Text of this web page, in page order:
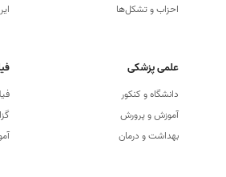
احزاب و تشکل‌ها
علمی پزشکی
دانشگاه و كنكور
آموزش و پرورش
بهداشت و درمان